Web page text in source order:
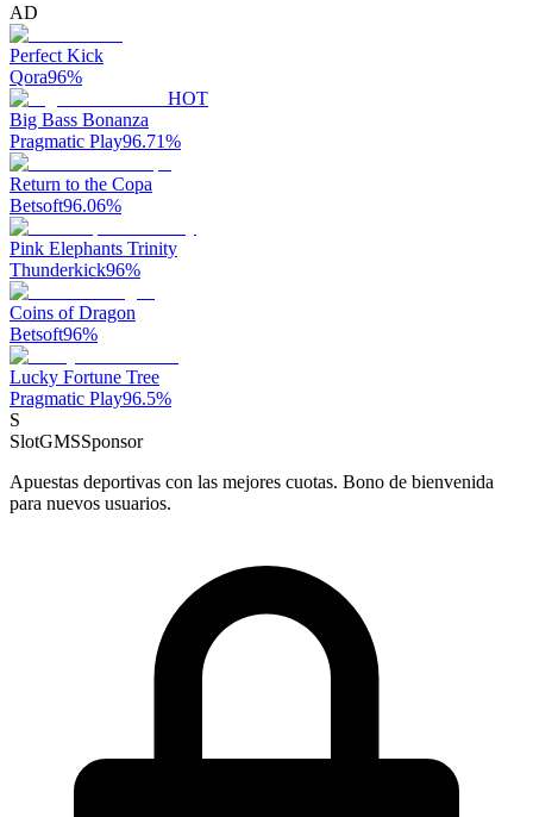
AD
Perfect Kick
Qora96%
HOT
Big Bass Bonanza
Pragmatic Play96.71%
Return to the Copa
Betsoft96.06%
Pink Elephants Trinity
Thunderkick96%
Coins of Dragon
Betsoft96%
Lucky Fortune Tree
Pragmatic Play96.5%
S
SlotGMSSponsor
Apuestas deportivas con las mejores cuotas. Bono de bienvenida
para nuevos usuarios.